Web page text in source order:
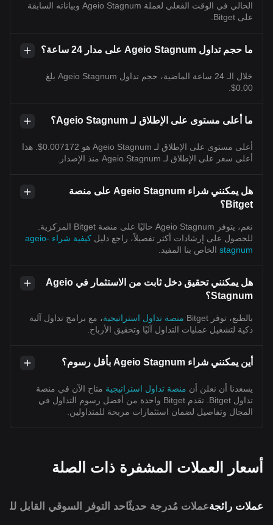
الحالي في الوقت الفعلي لعملة Ageio Stagnum وبياناته السابقة
على Bitget.
ما حجم تداول Ageio Stagnum على مدار 24 ساعة؟
خلال الـ 24 ساعة الماضية، حجم تداول Ageio Stagnum بلغ
0.00$.
ما أعلى مستوى على الإطلاق لـ Ageio Stagnum؟
أعلى مستوى على الإطلاق لـ Ageio Stagnum هو 0.007172$. هذا
أعلى سعر على الإطلاق لـ Ageio Stagnum منذ الإصدار.
هل يمكنني شراء Ageio Stagnum على منصة
Bitget؟
نعم، يتوفر Ageio Stagnum حاليًا على منصة Bitget المركزية.
للحصول على إرشادات أكثر تفصيلاً، راجع دليل
كيفية شراء ageio-
stagnum الخاص بنا المفيد.
هل يمكنني تحقيق دخل ثابت من الاستثمار في Ageio
Stagnum؟
بالطبع، توفر Bitget منصة تداول استراتيجية، مع برامج تداول آلية
ذكية لتشغيل عمليات التداول آليًا وتحقيق الأرباح.
أين يمكنني شراء Ageio Stagnum بأقل رسوم؟
يسعدنا أن نعلن أن منصة تداول استراتيجية متاح الآن في منصة
تداول Bitget. تقدم Bitget واحدة من أفضل رسوم التداول في
المجال وتفاصيل لضمان استثمارات مربحة للمتداولين.
أسعار العملات المشفرة ذات الصلة
عملات رائجةعملات مُدرجة حديثًاحد التوفر السوقي القابل